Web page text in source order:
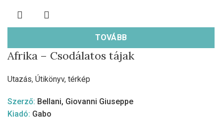
TOVÁBB
Afrika – Csodálatos tájak
Utazás, Útikönyv, térkép
Szerző: Bellani, Giovanni Giuseppe
Kiadó: Gabo